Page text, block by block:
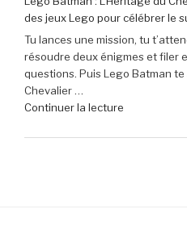
79,99
€
(-16% »
40
€
de
réduction
sur
Sony
des jeux Lego pour célébrer le
Tu lances une mission, tu
résoudre deux énigmes et filer
questions. Puis Lego Batman
Chevalier …
Continuer la lecture
Batman